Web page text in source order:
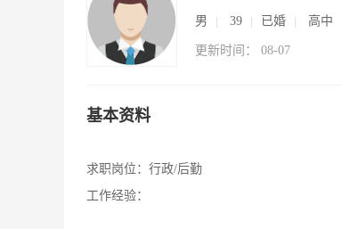
男 39 已婚 高中
更新时间： 08-07
基本资料
求职岗位： 行政/后勤
工作经验：